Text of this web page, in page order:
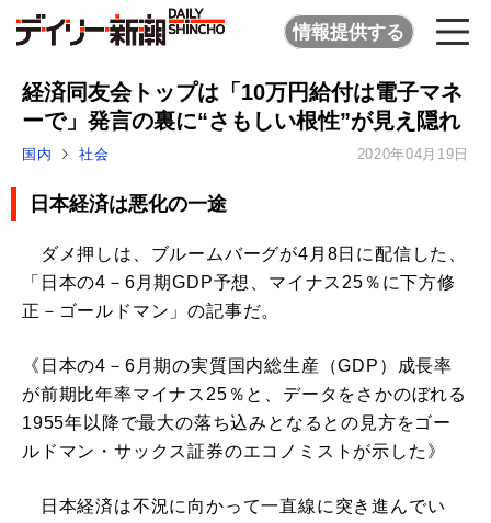
情報提供する
経済同友会トップは「10万円給付は電子マネ
ーで」発言の裏に“さもしい根性”が見え隠れ
国内 社会 2020年04月19日
日本経済は悪化の一途
ダメ押しは、ブルームバーグが4月8日に配信した、
「日本の4－6月期GDP予想、マイナス25％に下方修
正－ゴールドマン」の記事だ。
《日本の4－6月期の実質国内総生産（GDP）成長率
が前期比年率マイナス25％と、データをさかのぼれる
1955年以降で最大の落ち込みとなるとの見方をゴー
ルドマン・サックス証券のエコノミストが示した》
日本経済は不況に向かって一直線に突き進んでい